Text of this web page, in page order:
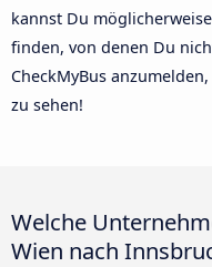
kannst Du
finden, von denen Du
CheckMyBus
zu sehen!
Welche
Wien nach